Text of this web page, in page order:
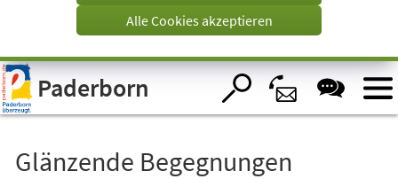
Visuelle
Assistenzsoftware
öffnen.
Alle Cookies akzeptieren
Paderborn
Glänzende Begegnungen